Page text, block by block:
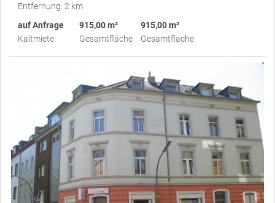
Entfernung: 2 km
auf Anfrage
Kaltmiete
915,00 m²
Gesamtfläche
915,00 m²
Gesamtfläche